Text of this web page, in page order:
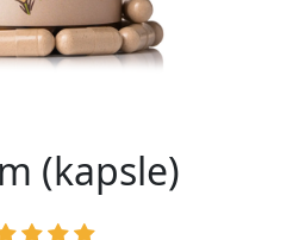
(kapsle)